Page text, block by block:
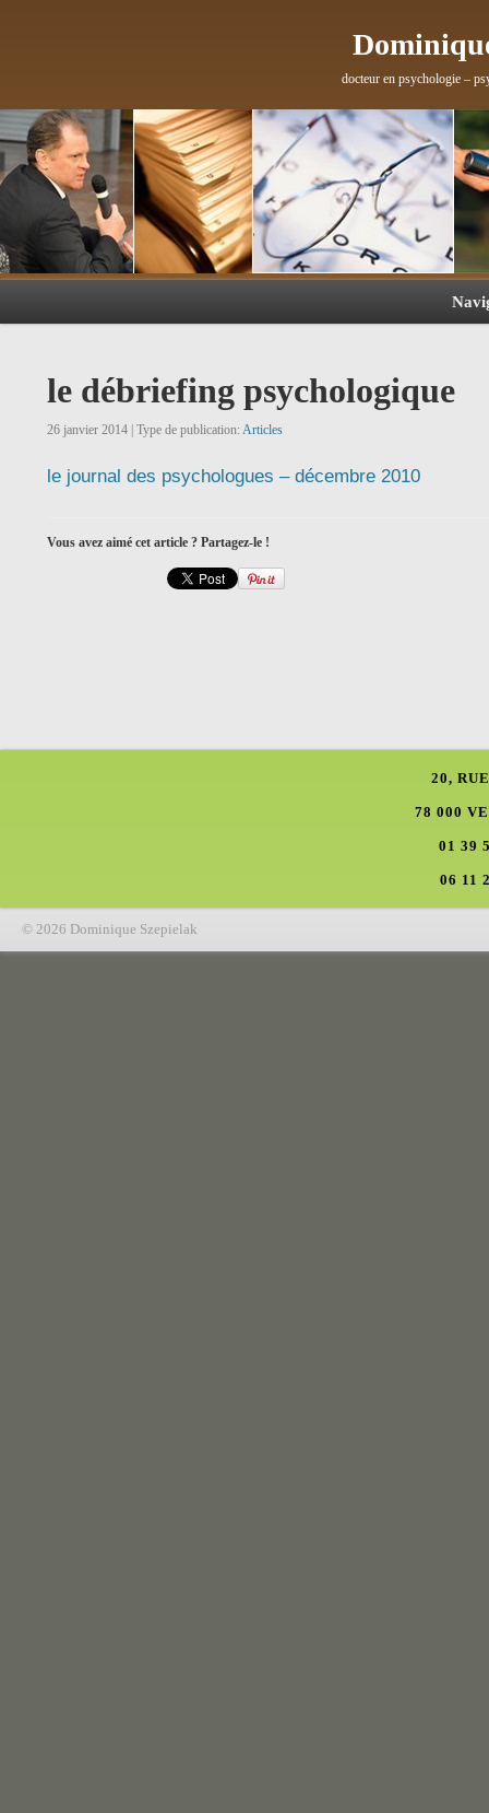
docteur en psychologie –
le débriefing psychologique
26 janvier 2014 | Type de publication: Articles
le journal des psychologues – décembre 2010
Vous avez aimé cet article ? Partagez-le !
20,
78 000
01 39
06 11
© 2026 Dominique Szepielak